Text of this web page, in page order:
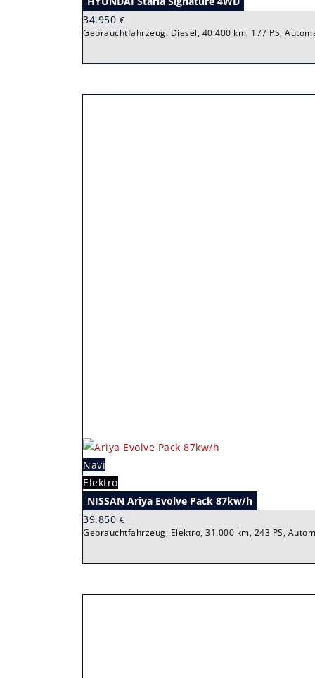
34.950 €
Gebrauchtfahrzeug, Diesel, 40.400 km, 177 PS,
Navi
Elektro
NISSAN Ariya Evolve Pack 87kw/h
39.850 €
Gebrauchtfahrzeug, Elektro, 31.000 km, 243 PS,